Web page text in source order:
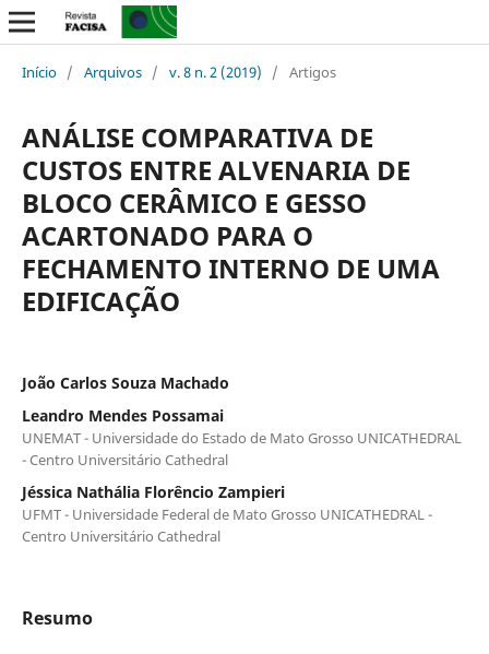
Início / Arquivos / v. 8 n. 2 (2019) / Artigos
ANÁLISE COMPARATIVA DE
CUSTOS ENTRE ALVENARIA DE
BLOCO CERÂMICO E GESSO
ACARTONADO PARA O
FECHAMENTO INTERNO DE UMA
EDIFICAÇÃO
João Carlos Souza Machado
Leandro Mendes Possamai
UNEMAT - Universidade do Estado de Mato Grosso UNICATHEDRAL
- Centro Universitário Cathedral
Jéssica Nathália Florêncio Zampieri
UFMT - Universidade Federal de Mato Grosso UNICATHEDRAL -
Centro Universitário Cathedral
Resumo